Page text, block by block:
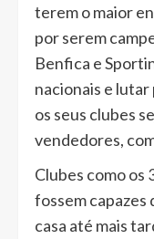
terem o maior
por serem
Benfica e
nacionais e
os seus clubes
vendedores,
Clubes como os
fossem
casa até mais